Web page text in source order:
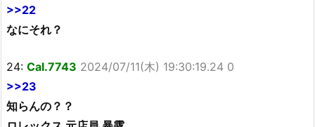
>>22
なにそれ？
24: Cal.7743 2024/07/11(木) 19:30:19.24 0
>>23
知らんの？？